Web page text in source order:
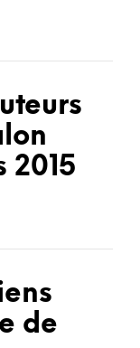
2015
de